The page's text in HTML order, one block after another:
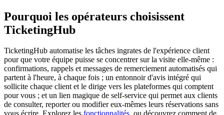
Pourquoi les opérateurs choisissent
TicketingHub
TicketingHub automatise les tâches ingrates de l'expérience client
pour que votre équipe puisse se concentrer sur la visite elle-même :
confirmations, rappels et messages de remerciement automatisés qui
partent à l'heure, à chaque fois ; un entonnoir d'avis intégré qui
sollicite chaque client et le dirige vers les plateformes qui comptent
pour vous ; et un lien magique de self-service qui permet aux clients
de consulter, reporter ou modifier eux-mêmes leurs réservations sans